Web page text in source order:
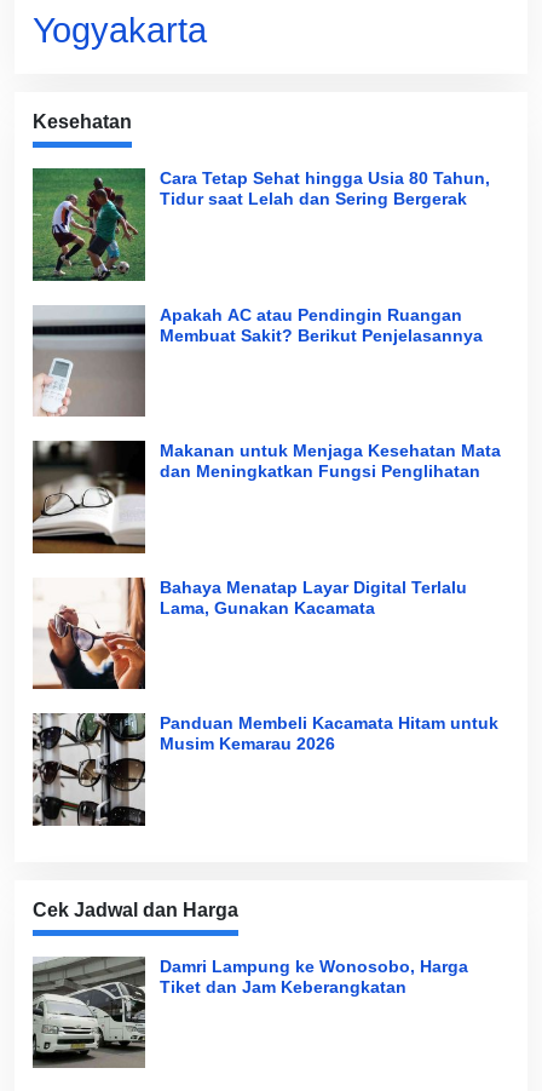
Yogyakarta
Kesehatan
Cara Tetap Sehat hingga Usia 80 Tahun,
Tidur saat Lelah dan Sering Bergerak
Apakah AC atau Pendingin Ruangan
Membuat Sakit? Berikut Penjelasannya
Makanan untuk Menjaga Kesehatan Mata
dan Meningkatkan Fungsi Penglihatan
Bahaya Menatap Layar Digital Terlalu
Lama, Gunakan Kacamata
Panduan Membeli Kacamata Hitam untuk
Musim Kemarau 2026
Cek Jadwal dan Harga
Damri Lampung ke Wonosobo, Harga
Tiket dan Jam Keberangkatan